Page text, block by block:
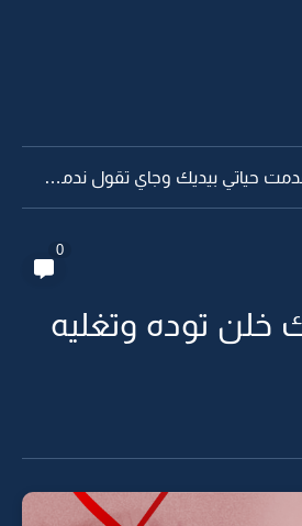
رواية هدمت حياتي بيديك وجاي تقول ندمت -3
خلن توده وتغليه